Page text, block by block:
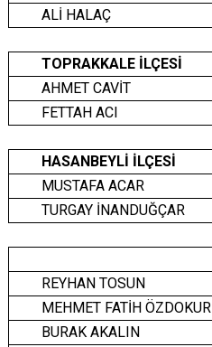
ALİ HALAÇ
TOPRAKKALE İLÇESİ
AHMET CAVİT
FETTAH ACI
HASANBEYLİ İLÇESİ
MUSTAFA ACAR
TURGAY İNANDUĞÇAR
REYHAN TOSUN
MEHMET FATİH ÖZDOKUR
BURAK AKALIN